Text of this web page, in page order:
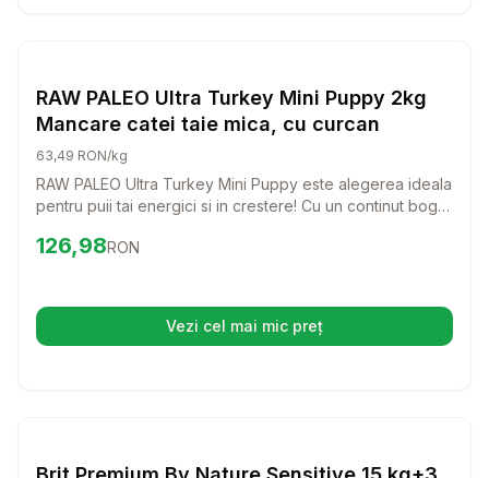
RAW PALEO Ultra Turkey Mini Puppy 2kg
Mancare catei taie mica, cu curcan
63,49 RON/kg
RAW PALEO Ultra Turkey Mini Puppy este alegerea ideala
pentru puii tai energici si in crestere! Cu un continut bogat
necesari pentru o dezvoltare sanatoasa si un sistem
Preț: 126.98
126,98RON
Vezi cel mai mic preț(se deschide într-o filă nouă)
Caini